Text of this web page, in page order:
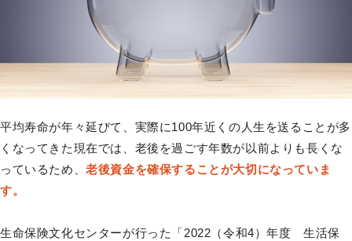
平均寿命が年々延びて、実際に100年近くの人生を送ることが多
くなってきた現在では、老後を過ごす年数が以前よりも長くな
っているため、老後資金を確保することが大切になっていま
す。
生命保険文化センターが行った「2022（令和4）年度 生活保